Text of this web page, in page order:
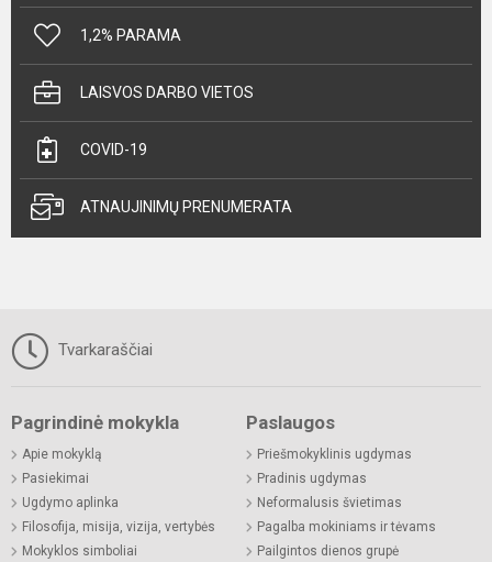
1,2% PARAMA
LAISVOS DARBO VIETOS
COVID-19
ATNAUJINIMŲ PRENUMERATA
Tvarkaraščiai
Pagrindinė mokykla
Apie mokyklą
Pasiekimai
Ugdymo aplinka
Filosofija, misija, vizija, vertybės
Mokyklos simboliai
Paslaugos
Priešmokyklinis ugdymas
Pradinis ugdymas
Neformalusis švietimas
Pagalba mokiniams ir tėvams
Pailgintos dienos grupė